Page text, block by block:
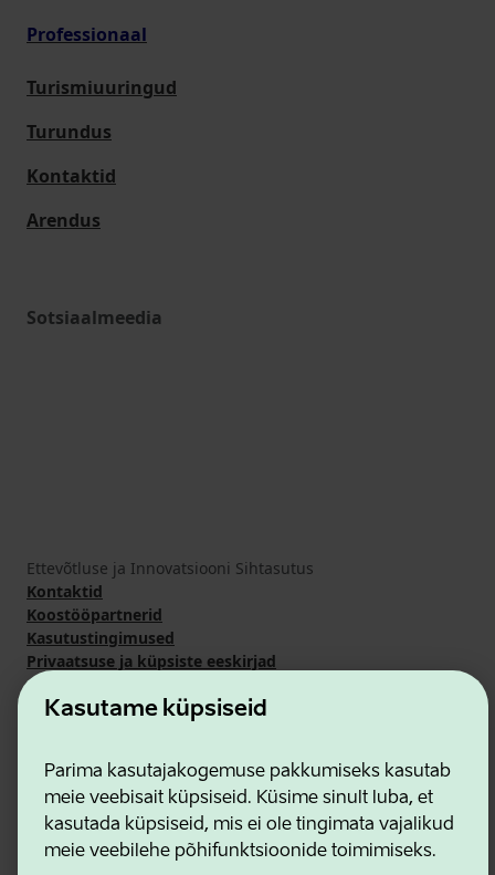
Kasutame küpsiseid
Parima kasutajakogemuse pakkumiseks kasutab
meie veebisait küpsiseid. Küsime sinult luba, et
kasutada küpsiseid, mis ei ole tingimata vajalikud
meie veebilehe põhifunktsioonide toimimiseks.
Professionaal
Turismiuuringud
Turundus
Kontaktid
Arendus
Sotsiaalmeedia
Ettevõtluse ja Innovatsiooni Sihtasutus
Kontaktid
Koostööpartnerid
Kasutustingimused
Privaatsuse ja küpsiste eeskirjad